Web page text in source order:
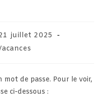
:
juillet 2025
de passe. Pour le voir,
ci-dessous :